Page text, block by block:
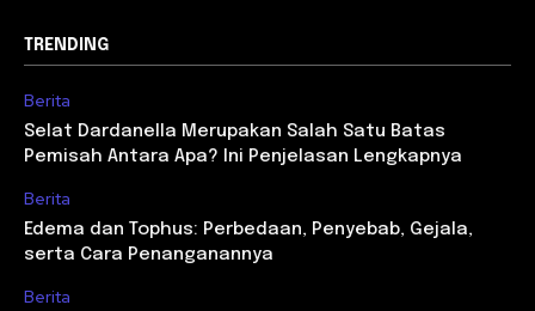
TRENDING
Berita
Selat Dardanella Merupakan Salah Satu Batas
Pemisah Antara Apa? Ini Penjelasan Lengkapnya
Berita
Edema dan Tophus: Perbedaan, Penyebab, Gejala,
serta Cara Penanganannya
Berita